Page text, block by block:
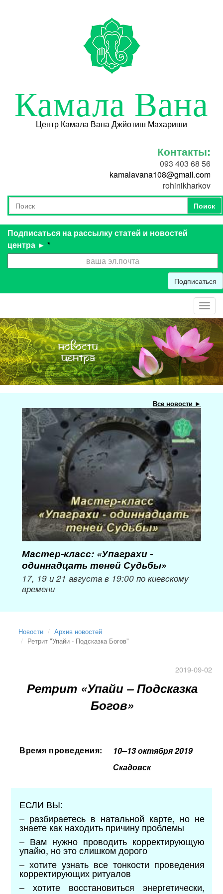
Камала Вана
Центр Камала Вана Джйотиш Махариши
Контакты:
093 403 68 56
kamalavana108@gmail.com
rohinikharkov
Форма поиска
Поиск
Поиск
Подписаться на рассылку статей и новостей
центра ► *
Подписаться
Все новости ►
Мастер-класс: «Упаграхи -
одиннадцать теней Судьбы»
17, 19 и 21 августа в 19:00 по киевскому
времени
Новости
Архив новостей
Ретрит "Упайи - Подсказка Богов"
2019-09-02
Ретрит «Упайи – Подсказка
Богов»
Время проведения: 10–13 октября 2019
Скадовск
ЕСЛИ ВЫ:
– разбираетесь в натальной карте, но не
знаете как находить причину проблемы
– Вам нужно проводить корректирующую
упайю, но это слишком дорого
– хотите узнать все тонкости проведения
корректирующих ритуалов
– хотите восстановиться энергетически,